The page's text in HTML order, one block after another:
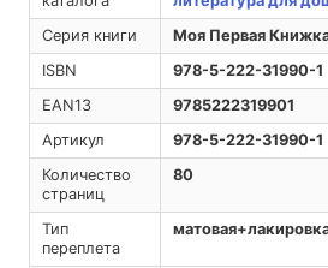
Серия книги
Моя Первая
ISBN
978-5-222-31990-1
EAN13
9785222319901
Артикул
978-5-222-31990-1
Количество
страниц
80
Тип
переплета